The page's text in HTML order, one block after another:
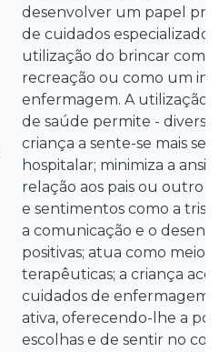
desenvolver um papel
de cuidados
utilização do brincar
recreação ou como um
enfermagem. A utilização
de saúde permite -
criança a sente-se mais
hospitalar; minimiza a
relação aos pais ou outro
e sentimentos como a
a comunicação e o
positivas; atua como meio
terapêuticas; a criança
cuidados de enfermagem;
ativa, oferecendo-lhe a
escolhas e de sentir no